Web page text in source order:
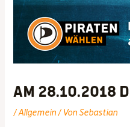
Am 28.10.2018
/Allgemein/ Von Sebastian